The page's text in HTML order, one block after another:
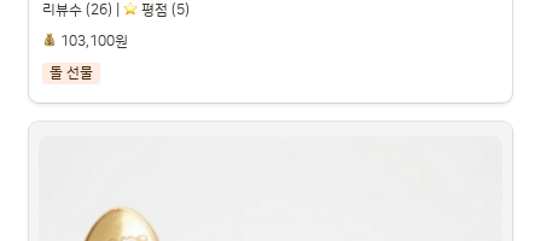
리뷰수 (26) |
️ 평점 (5)
103,100원
돌 선물